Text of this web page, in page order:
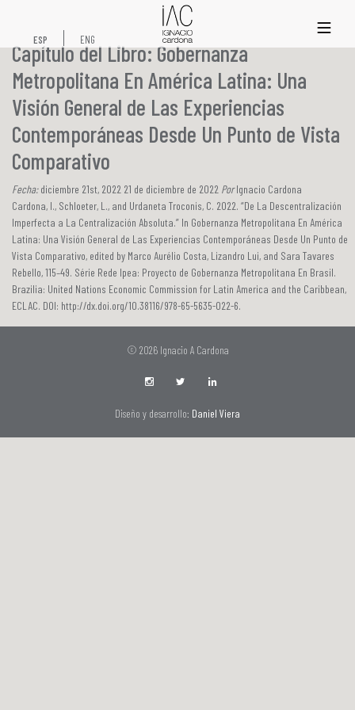
xs
ESP ENG
Capítulo del Libro: Gobernanza
Metropolitana En América Latina: Una
Visión General de Las Experiencias
Contemporáneas Desde Un Punto de Vista
Comparativo
Fecha:diciembre 21st, 2022 21 de diciembre de 2022 PorIgnacio Cardona
Cardona, I., Schloeter, L., and Urdaneta Troconis, C. 2022. “De La Descentralización
Imperfecta a La Centralización Absoluta.” In Gobernanza Metropolitana En América
Latina: Una Visión General de Las Experiencias Contemporáneas Desde Un Punto de
Vista Comparativo, edited by Marco Aurélio Costa, Lizandro Lui, and Sara Tavares
Rebello, 115–49. Série Rede Ipea: Proyecto de Gobernanza Metropolitana En Brasil.
Brazilia: United Nations Economic Commission for Latin America and the Caribbean,
ECLAC. DOI: http://dx.doi.org/10.38116/978-65-5635-022-6.
© 2026 Ignacio A Cardona
Diseño y desarrollo: Daniel Viera